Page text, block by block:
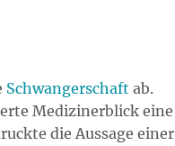
Schwangerschaft ab.
Medizinerblick eine
die Aussage einer